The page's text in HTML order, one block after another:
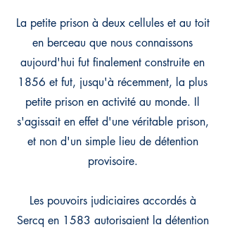
La petite prison à deux cellules et au toit
en berceau que nous connaissons
aujourd'hui fut finalement construite en
1856 et fut, jusqu'à récemment, la plus
petite prison en activité au monde. Il
s'agissait en effet d'une véritable prison,
et non d'un simple lieu de détention
provisoire.
Les pouvoirs judiciaires accordés à
Sercq en 1583 autorisaient la détention